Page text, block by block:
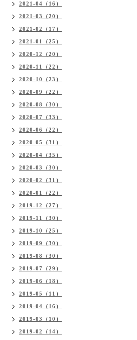
2021-04（16）
2021-03（20）
2021-02（17）
2021-01（25）
2020-12（20）
2020-11（22）
2020-10（23）
2020-09（22）
2020-08（30）
2020-07（33）
2020-06（22）
2020-05（31）
2020-04（35）
2020-03（30）
2020-02（31）
2020-01（22）
2019-12（27）
2019-11（30）
2019-10（25）
2019-09（30）
2019-08（30）
2019-07（29）
2019-06（18）
2019-05（11）
2019-04（16）
2019-03（10）
2019-02（14）